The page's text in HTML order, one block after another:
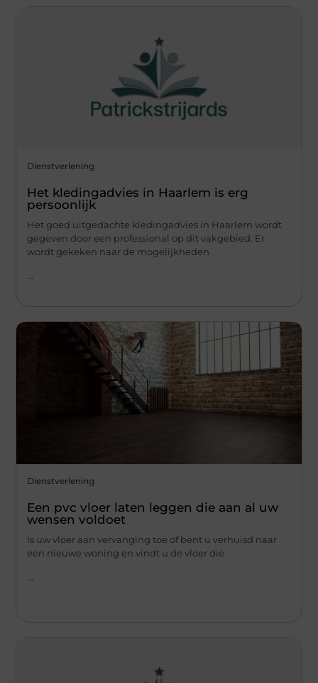
Dienstverlening
Het kledingadvies in Haarlem is erg
persoonlijk
Het goed uitgedachte kledingadvies in Haarlem wordt
gegeven door een professional op dit vakgebied. Er
wordt gekeken naar de mogelijkheden
...
Dienstverlening
Een pvc vloer laten leggen die aan al uw
wensen voldoet
Is uw vloer aan vervanging toe of bent u verhuisd naar
een nieuwe woning en vindt u de vloer die